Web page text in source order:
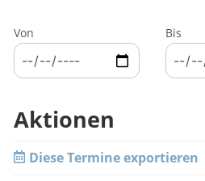
Von Bis
Aktionen
Diese Termine exportieren